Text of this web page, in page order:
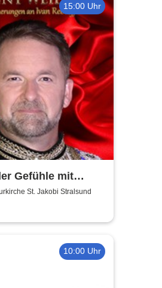
15:00 Uhr
Gefühle mit
St. Jakobi Stralsund
10:00 Uhr